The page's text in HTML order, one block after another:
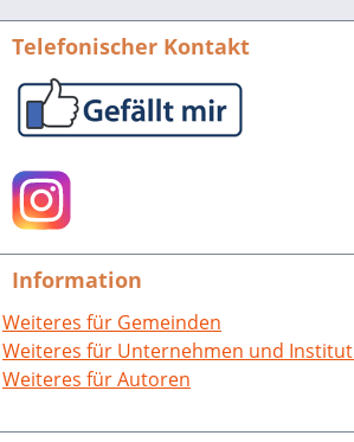
Telefonischer Kontakt
Information
Weiteres für Gemeinden
Weiteres für Unternehmen und
Weiteres für Autoren